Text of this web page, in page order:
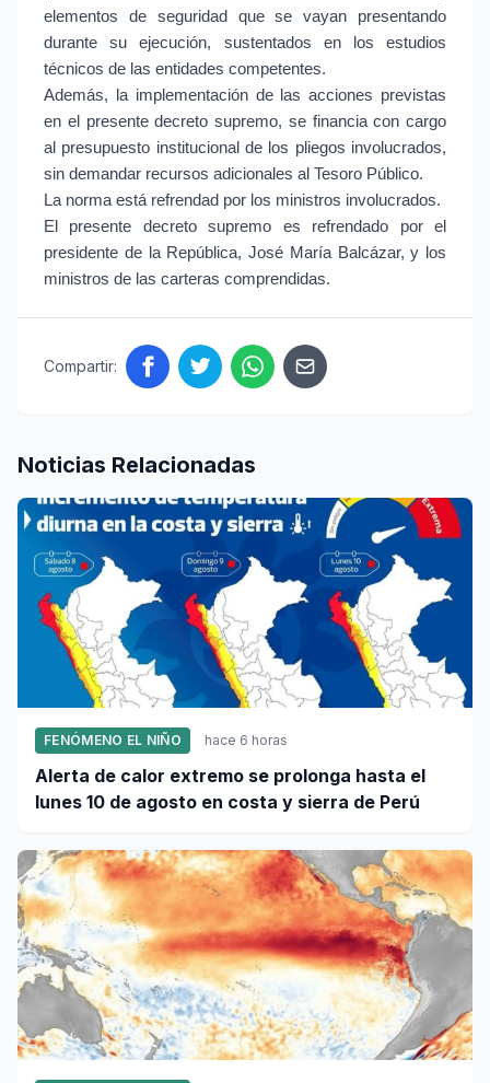
elementos de seguridad que se vayan presentando
durante su ejecución, sustentados en los estudios
técnicos de las entidades competentes.
Además, la implementación de las acciones previstas
en el presente decreto supremo, se financia con cargo
al presupuesto institucional de los pliegos involucrados,
sin demandar recursos adicionales al Tesoro Público.
La norma está refrendad por los ministros involucrados.
El presente decreto supremo es refrendado por el
presidente de la República, José María Balcázar, y los
ministros de las carteras comprendidas.
Compartir:
Noticias Relacionadas
FENÓMENO EL NIÑO hace 6 horas
Alerta de calor extremo se prolonga hasta el
lunes 10 de agosto en costa y sierra de Perú